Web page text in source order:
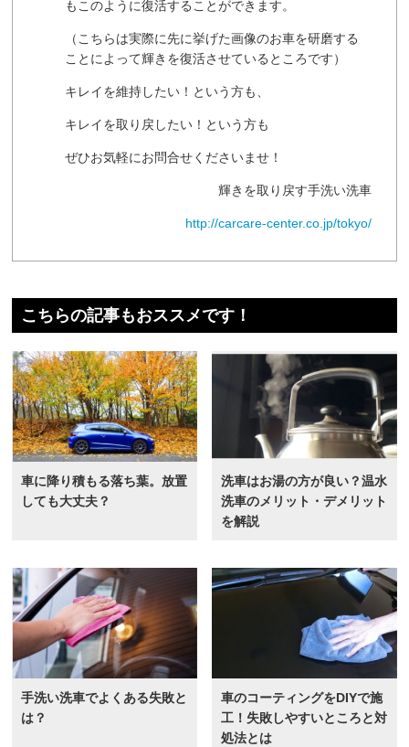
もこのように復活することができます。
（こちらは実際に先に挙げた画像のお車を研磨する
ことによって輝きを復活させているところです）
キレイを維持したい！という方も、
キレイを取り戻したい！という方も
ぜひお気軽にお問合せくださいませ！
輝きを取り戻す手洗い洗車
http://carcare-center.co.jp/tokyo/
こちらの記事もおススメです！
車に降り積もる落ち葉。放置
しても大丈夫？
洗車はお湯の方が良い？温水
洗車のメリット・デメリット
を解説
手洗い洗車でよくある失敗と
は？
車のコーティングをDIYで施
工！失敗しやすいところと対
処法とは